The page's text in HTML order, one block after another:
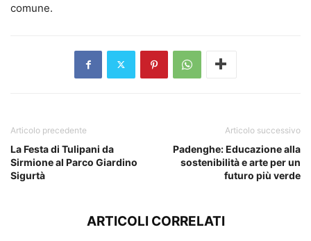
comune.
Articolo precedente
La Festa di Tulipani da
Sirmione al Parco Giardino
Sigurtà
Articolo successivo
Padenghe: Educazione alla
sostenibilità e arte per un
futuro più verde
ARTICOLI CORRELATI